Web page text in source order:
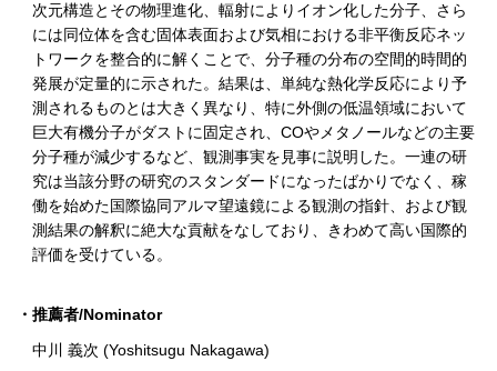
次元構造とその物理進化、輻射によりイオン化した分子、さら
には同位体を含む固体表面および気相における非平衡反応ネッ
トワークを整合的に解くことで、分子種の分布の空間的時間的
発展が定量的に示された。結果は、単純な熱化学反応により予
測されるものとは大きく異なり、特に外側の低温領域において
巨大有機分子がダストに固定され、COやメタノールなどの主要
分子種が減少するなど、観測事実を見事に説明した。一連の研
究は当該分野の研究のスタンダードになったばかりでなく、稼
働を始めた国際協同アルマ望遠鏡による観測の指針、および観
測結果の解釈に絶大な貢献をなしており、きわめて高い国際的
評価を受けている。
・推薦者/Nominator
中川 義次 (Yoshitsugu Nakagawa)